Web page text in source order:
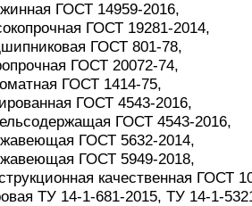
ГОСТ 14959-2016,
ГОСТ 19281-2014,
ГОСТ 801-78,
ГОСТ 20072-74,
ГОСТ 1414-75,
ГОСТ 4543-2016,
ГОСТ 4543-2016,
ГОСТ 5632-2014,
ГОСТ 5949-2018,
качественная ГОСТ
ТУ 14-1-681-2015, ТУ 14-1-